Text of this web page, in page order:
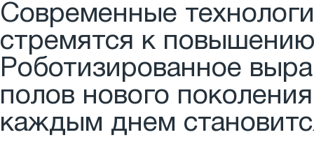
Современные
стремятся к
Роботизированное
полов нового
каждым днем